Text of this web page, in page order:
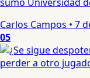
Carlos Campos • 7
05